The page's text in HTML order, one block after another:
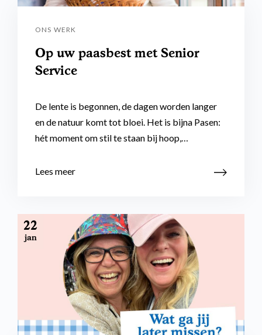
ONS WERK
Op uw paasbest met Senior
Service
De lente is begonnen, de dagen worden langer
en de natuur komt tot bloei. Het is bijna Pasen:
hét moment om stil te staan bij hoop,…
Lees meer
22
jan